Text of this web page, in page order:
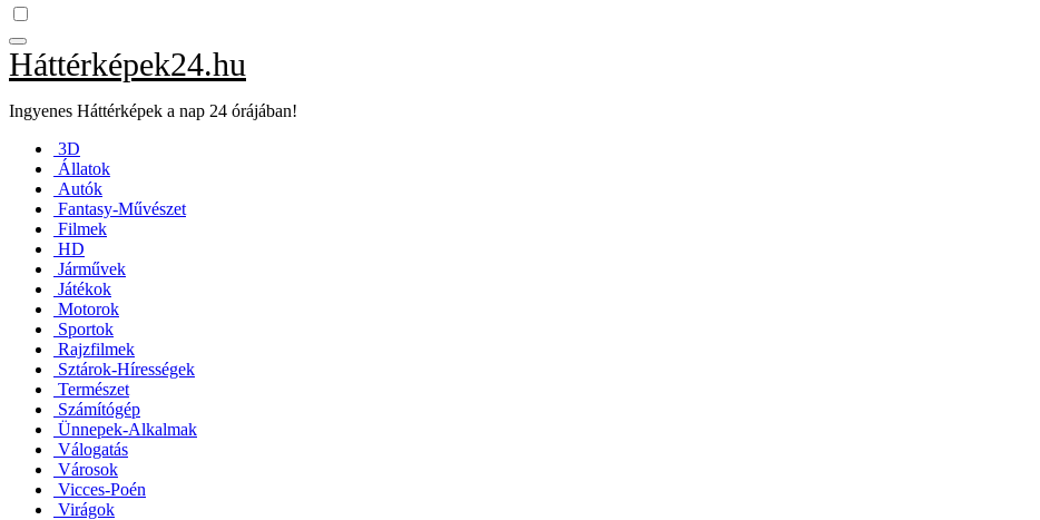
Háttérképek24.hu
Ingyenes Háttérképek a nap 24 órájában!
3D
Állatok
Autók
Fantasy-Művészet
Filmek
HD
Járművek
Játékok
Motorok
Sportok
Rajzfilmek
Sztárok-Hírességek
Természet
Számítógép
Ünnepek-Alkalmak
Válogatás
Városok
Vicces-Poén
Virágok